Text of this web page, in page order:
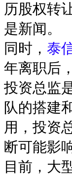
历股权转
是新闻。
同时， 泰
年离职后
投资总监
队的搭建
用，投资
断可能影
目前，大